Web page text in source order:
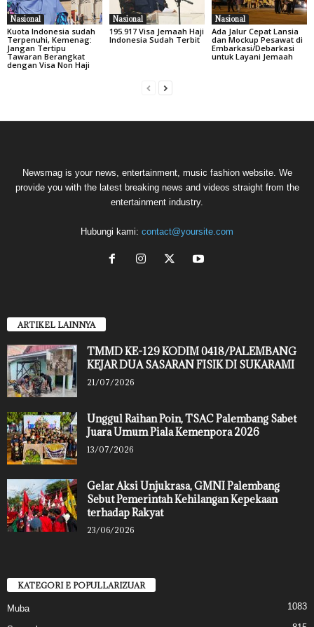
Nasional
Kuota Indonesia sudah
Terpenuhi, Kemenag:
Jangan Tertipu
Tawaran Berangkat
dengan Visa Non Haji
Nasional
195.917 Visa Jemaah Haji
Indonesia Sudah Terbit
Nasional
Ada Jalur Cepat Lansia
dan Mockup Pesawat di
Embarkasi/Debarkasi
untuk Layani Jemaah
Newsmag is your news, entertainment, music fashion website. We
provide you with the latest breaking news and videos straight from the
entertainment industry.
Hubungi kami: contact@yoursite.com
ARTIKEL LAINNYA
TMMD KE-129 KODIM 0418/PALEMBANG
KEJAR DUA SASARAN FISIK DI SUKARAMI
21/07/2026
Unggul Raihan Poin, TSAC Palembang Sabet
Juara Umum Piala Kemenpora 2026
13/07/2026
Gelar Aksi Unjukrasa, GMNI Palembang
Sebut Pemerintah Kehilangan Kepekaan
terhadap Rakyat
23/06/2026
KATEGORI E POPULLARIZUAR
Muba 1083